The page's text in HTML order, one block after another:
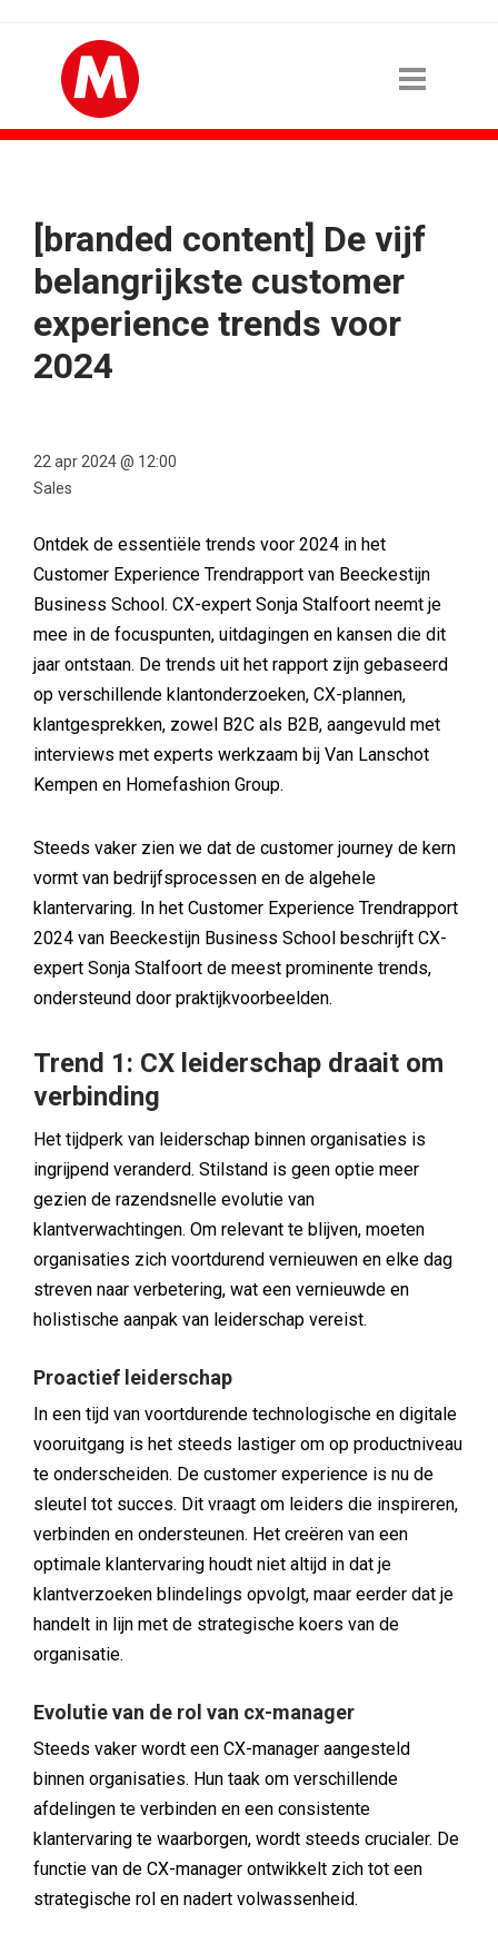
[branded content] De vijf
belangrijkste customer
experience trends voor
2024
22 apr 2024 @ 12:00
Sales
Ontdek de essentiële trends voor 2024 in het
Customer Experience Trendrapport van Beeckestijn
Business School. CX-expert Sonja Stalfoort neemt je
mee in de focuspunten, uitdagingen en kansen die dit
jaar ontstaan. De trends uit het rapport zijn gebaseerd
op verschillende klantonderzoeken, CX-plannen,
klantgesprekken, zowel B2C als B2B, aangevuld met
interviews met experts werkzaam bij Van Lanschot
Kempen en Homefashion Group.
Steeds vaker zien we dat de customer journey de kern
vormt van bedrijfsprocessen en de algehele
klantervaring. In het Customer Experience Trendrapport
2024 van Beeckestijn Business School beschrijft CX-
expert Sonja Stalfoort de meest prominente trends,
ondersteund door praktijkvoorbeelden.
Trend 1: CX leiderschap draait om
verbinding
Het tijdperk van leiderschap binnen organisaties is
ingrijpend veranderd. Stilstand is geen optie meer
gezien de razendsnelle evolutie van
klantverwachtingen. Om relevant te blijven, moeten
organisaties zich voortdurend vernieuwen en elke dag
streven naar verbetering, wat een vernieuwde en
holistische aanpak van leiderschap vereist.
Proactief leiderschap
In een tijd van voortdurende technologische en digitale
vooruitgang is het steeds lastiger om op productniveau
te onderscheiden. De customer experience is nu de
sleutel tot succes. Dit vraagt om leiders die inspireren,
verbinden en ondersteunen. Het creëren van een
optimale klantervaring houdt niet altijd in dat je
klantverzoeken blindelings opvolgt, maar eerder dat je
handelt in lijn met de strategische koers van de
organisatie.
Evolutie van de rol van cx-manager
Steeds vaker wordt een CX-manager aangesteld
binnen organisaties. Hun taak om verschillende
afdelingen te verbinden en een consistente
klantervaring te waarborgen, wordt steeds crucialer. De
functie van de CX-manager ontwikkelt zich tot een
strategische rol en nadert volwassenheid.